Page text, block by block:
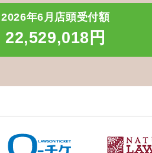
2026年6月店頭受付額
22,529,018円